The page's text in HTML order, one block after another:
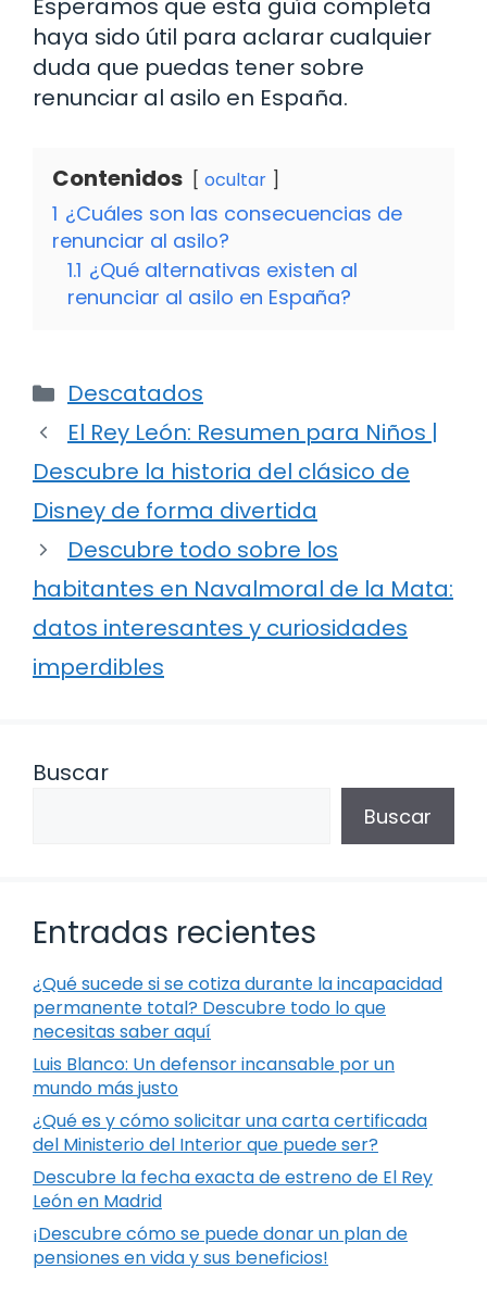
Esperamos que esta guía completa
haya sido útil para aclarar cualquier
duda que puedas tener sobre
renunciar al asilo en España.
Contenidos ocultar
1 ¿Cuáles son las consecuencias de
renunciar al asilo?
1.1 ¿Qué alternativas existen al
renunciar al asilo en España?
Categorías
Descatados
El Rey León: Resumen para Niños |
Descubre la historia del clásico de
Disney de forma divertida
Descubre todo sobre los
habitantes en Navalmoral de la Mata:
datos interesantes y curiosidades
imperdibles
Buscar
Buscar
Entradas recientes
¿Qué sucede si se cotiza durante la incapacidad
permanente total? Descubre todo lo que
necesitas saber aquí
Luis Blanco: Un defensor incansable por un
mundo más justo
¿Qué es y cómo solicitar una carta certificada
del Ministerio del Interior que puede ser?
Descubre la fecha exacta de estreno de El Rey
León en Madrid
¡Descubre cómo se puede donar un plan de
pensiones en vida y sus beneficios!